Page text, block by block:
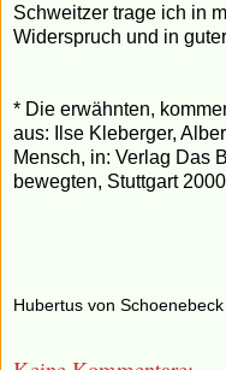
Schweitzer trage ich in
Widerspruch und in
* Die erwähnten,
aus: Ilse Kleberger,
Mensch, in: Verlag Das
bewegten, Stuttgart
Hubertus von Schoenebeck